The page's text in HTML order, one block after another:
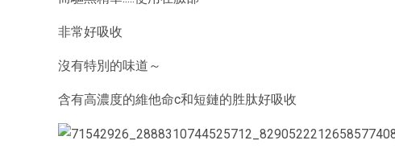
非常好吸收
沒有特別的味道～
含有高濃度的維他命c和短鏈的胜肽好吸收